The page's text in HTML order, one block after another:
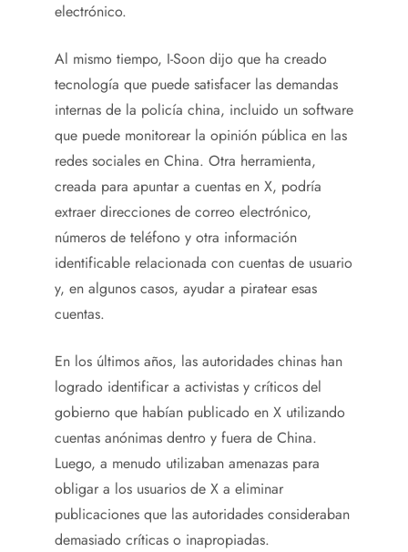
electrónico.
Al mismo tiempo, I-Soon dijo que ha creado
tecnología que puede satisfacer las demandas
internas de la policía china, incluido un software
que puede monitorear la opinión pública en las
redes sociales en China. Otra herramienta,
creada para apuntar a cuentas en X, podría
extraer direcciones de correo electrónico,
números de teléfono y otra información
identificable relacionada con cuentas de usuario
y, en algunos casos, ayudar a piratear esas
cuentas.
En los últimos años, las autoridades chinas han
logrado identificar a activistas y críticos del
gobierno que habían publicado en X utilizando
cuentas anónimas dentro y fuera de China.
Luego, a menudo utilizaban amenazas para
obligar a los usuarios de X a eliminar
publicaciones que las autoridades consideraban
demasiado críticas o inapropiadas.